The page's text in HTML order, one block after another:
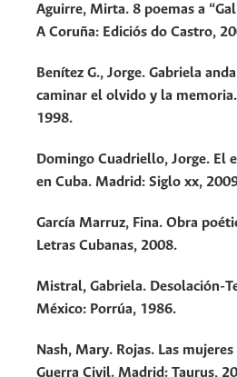
Aguirre, Mirta. 8 poemas a
A Coruña: Ediciós do Castro,
Benítez G., Jorge. Gabriela
caminar el olvido y la
1998.
Domingo Cuadriello, Jorge. El
en Cuba. Madrid: Siglo xx,
García Marruz, Fina. Obra
Letras Cubanas, 2008.
Mistral, Gabriela. Desolación-
México: Porrúa, 1986.
Nash, Mary. Rojas. Las
Guerra Civil. Madrid: Taurus,